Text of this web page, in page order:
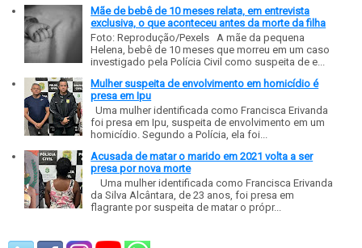
Mãe de bebê de 10 meses relata, em entrevista
exclusiva, o que aconteceu antes da morte da filha
Foto: Reprodução/Pexels A mãe da pequena
Helena, bebê de 10 meses que morreu em um caso
investigado pela Polícia Civil como suspeita de e...
Mulher suspeita de envolvimento em homicídio é
presa em Ipu
Uma mulher identificada como Francisca Erivanda
foi presa em Ipu, suspeita de envolvimento em um
homicídio. Segundo a Polícia, ela foi...
Acusada de matar o marido em 2021 volta a ser
presa por nova morte
Uma mulher identificada como Francisca Erivanda
da Silva Alcântara, de 23 anos, foi presa em
flagrante por suspeita de matar o própr...